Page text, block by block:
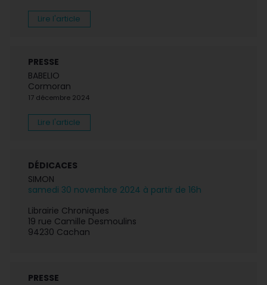
Lire l'article
PRESSE
BABELIO
Cormoran
17 décembre 2024
Lire l'article
DÉDICACES
SIMON
samedi 30 novembre 2024 à partir de 16h
Librairie Chroniques
19 rue Camille Desmoulins
94230 Cachan
PRESSE